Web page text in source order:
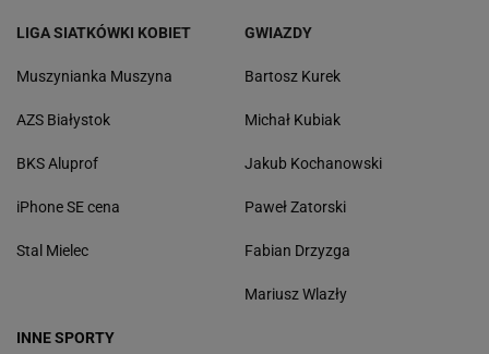
LIGA SIATKÓWKI KOBIET
Muszynianka Muszyna
AZS Białystok
BKS Aluprof
iPhone SE cena
Stal Mielec
GWIAZDY
Bartosz Kurek
Michał Kubiak
Jakub Kochanowski
Paweł Zatorski
Fabian Drzyzga
Mariusz Wlazły
INNE SPORTY